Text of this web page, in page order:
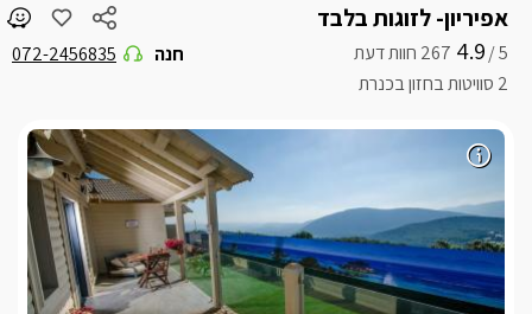
אפיריון- לזוגות בלבד
5 /
4.9
2 סוויטות בחזון בכנרת
חנה 072-2456835